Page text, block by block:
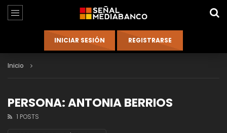
Inicio
PERSONA: ANTONIA BERRIOS
1 POSTS